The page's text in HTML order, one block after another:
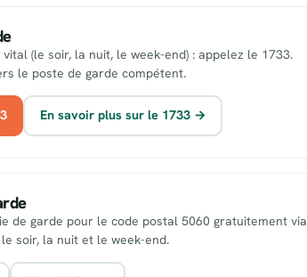
(le soir, la nuit, le week-end) : appelez le 1733.
le poste de garde compétent.
En savoir plus sur le 1733 →
de garde pour le code postal 5060 gratuitement via
soir, la nuit et le week-end.